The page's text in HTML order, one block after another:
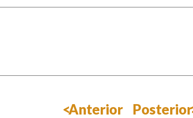
Anterior Posterior